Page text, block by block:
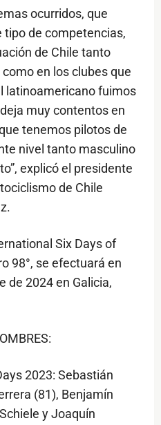
ocurridos, que
tipo de competencias,
de Chile tanto
en los clubes que
latinoamericano fuimos
muy contentos en
tenemos pilotos de
nivel tanto masculino
explicó el presidente
de Chile
Six Days of
98°, se efectuará en
de 2024 en Galicia,
2023: Sebastián
(81), Benjamín
y Joaquín